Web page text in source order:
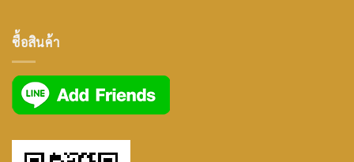
icon
ซื้อสินค้า